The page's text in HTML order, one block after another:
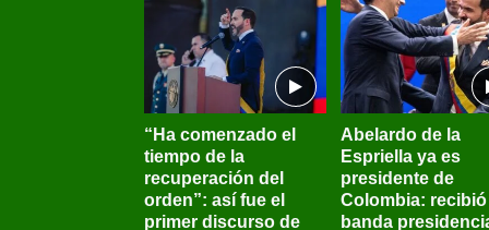
“Ha comenzado el
tiempo de la
recuperación del
orden”: así fue el
primer discurso de
Abelardo de la
Espriella ya es
presidente de
Colombia: recibió
banda